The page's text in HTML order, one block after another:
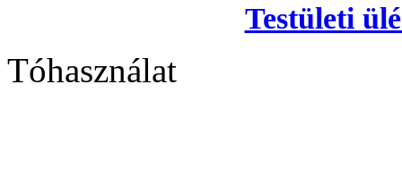
Testületi
Tóhasználat